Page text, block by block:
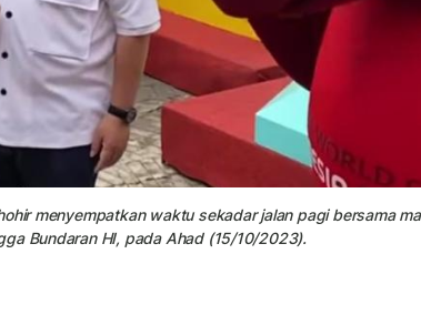
menyempatkan waktu sekadar jalan pagi bersama
Bundaran HI, pada Ahad (15/10/2023).